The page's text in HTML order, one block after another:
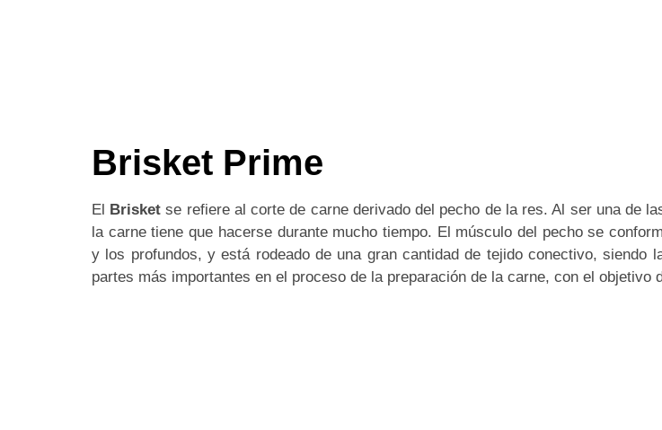
Brisket Prime
El Brisket se refiere al corte de carne derivado del pecho de la res. Al ser una de
la carne tiene que hacerse durante mucho tiempo. El músculo del pecho se
y los profundos, y está rodeado de una gran cantidad de tejido conectivo, siendo
partes más importantes en el proceso de la preparación de la carne, con el objetivo